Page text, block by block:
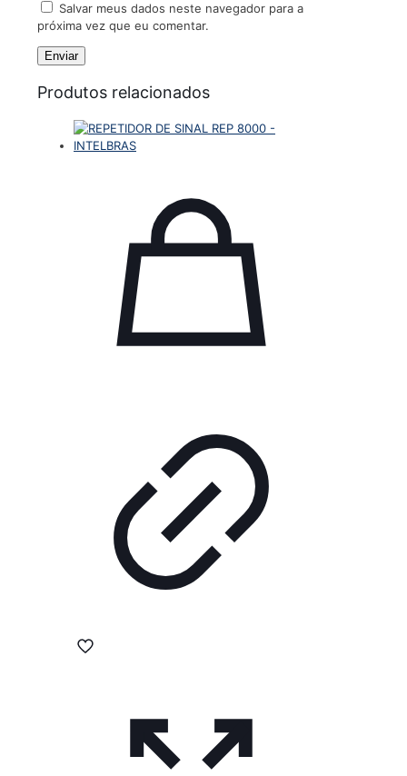
Salvar meus dados neste navegador para a
próxima vez que eu comentar.
Produtos relacionados